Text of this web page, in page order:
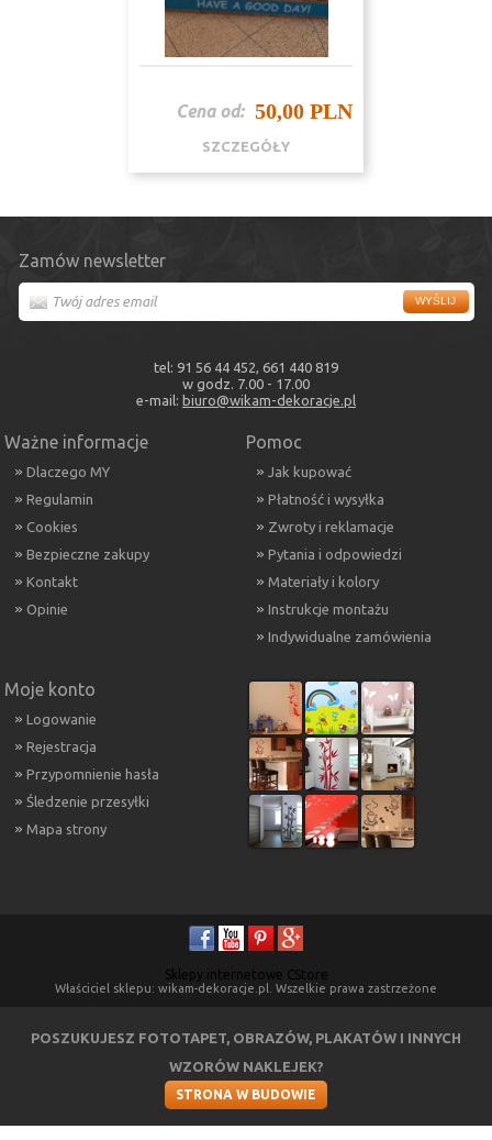
Cena od: 50,00 PLN
SZCZEGÓŁY
Zamów newsletter
tel: 91 56 44 452, 661 440 819
w godz. 7.00 - 17.00
e-mail: biuro@wikam-dekoracje.pl
Ważne informacje
Dlaczego MY
Regulamin
Cookies
Bezpieczne zakupy
Kontakt
Opinie
Pomoc
Jak kupować
Płatność i wysyłka
Zwroty i reklamacje
Pytania i odpowiedzi
Materiały i kolory
Instrukcje montażu
Indywidualne zamówienia
Moje konto
Logowanie
Rejestracja
Przypomnienie hasła
Śledzenie przesyłki
Mapa strony
Sklepy internetowe CStore
Właściciel sklepu: wikam-dekoracje.pl. Wszelkie prawa zastrzeżone
POSZUKUJESZ FOTOTAPET, OBRAZÓW, PLAKATÓW I INNYCH
WZORÓW NAKLEJEK?
STRONA W BUDOWIE